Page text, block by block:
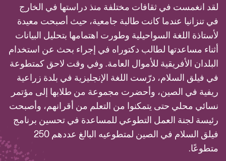
لقد انغمست في ثقافات مختلفة منذ دراستها في الخارج
في تنزانيا عندما كانت طالبة جامعية، حيث أصبحت معيدة
لأستاذة اللغة السواحيلية وطورت اهتمامها بتحليل البيانات
أثناء مساعدتها لطالب دكتوراه في إجراء بحث عن استخدام
البلدان الأفريقية للأموال العامة. وفي وقت لاحق كمتطوعة
في فيلق السلام، درّست اللغة الإنجليزية في بلدة زراعية
ريفية في الصين، وأحضرت مجموعة من طلابها إلى مؤتمر
نسائي محلي حتى يتمكنوا من التعلم من أقرانهم، وأصبحت
رئيسة لجنة العمل التطوعي للمساعدة في تحسين برنامج
فيلق السلام في الصين لمتطوعيه البالغ عددهم 250
متطوعًا.